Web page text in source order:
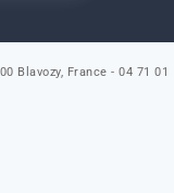
Blavozy, France - 04 71 01